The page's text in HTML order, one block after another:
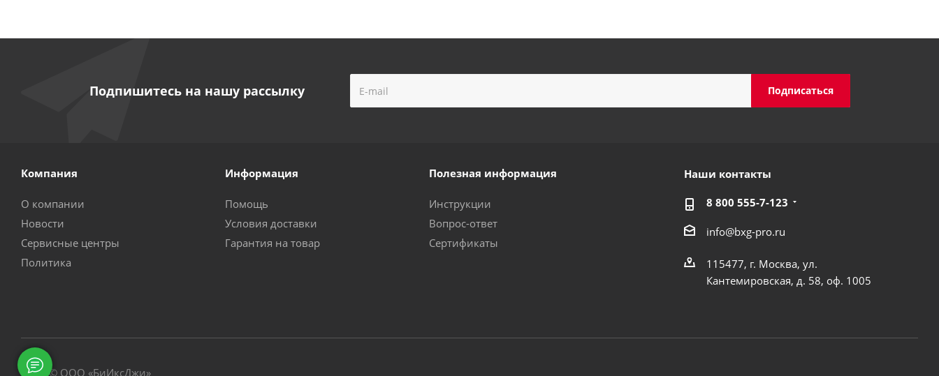
Подпишитесь на нашу рассылку
Компания
О компании
Новости
Сервисные центры
Политика
Информация
Помощь
Условия доставки
Гарантия на товар
Полезная информация
Инструкции
Вопрос-ответ
Сертификаты
Наши контакты
8 800 555-7-123
info@bxg-pro.ru
115477, г. Москва, ул.
Кантемировская, д. 58, оф. 1005
2026 © ООО «БиИксДжи»